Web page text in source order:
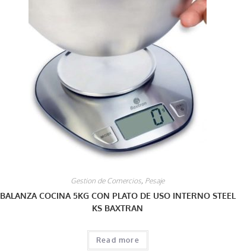
Gestion de Comercios, Pesaje
BALANZA COCINA 5KG CON PLATO DE USO INTERNO STEEL
KS BAXTRAN
Read more